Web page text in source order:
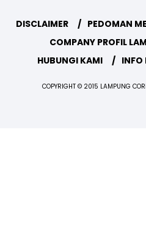
DISCLAIMER PEDOMAN
COMPANY PROFIL
HUBUNGI KAMI
INFO
COPYRIGHT © 2015 LAMPUNG